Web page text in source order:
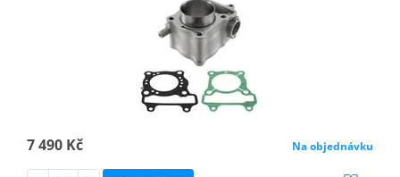
7 490 Kč Na objednávku